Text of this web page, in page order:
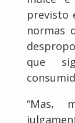
previsto
normas
que
“Mas,